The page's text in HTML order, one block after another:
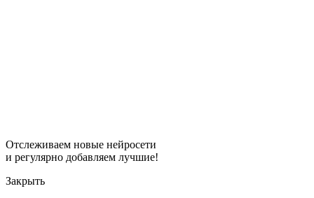
Отслеживаем новые нейросети
и регулярно добавляем лучшие!
Закрыть